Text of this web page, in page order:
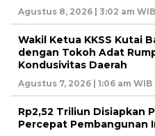
Agustus 8, 2026 | 3:02 am WIB
Wakil Ketua KKSS Kutai
dengan Tokoh Adat
Kondusivitas Daerah
Agustus 7, 2026 | 1:06 am WIB
Rp2,52 Triliun Disiapkan
Percepat Pembangunan